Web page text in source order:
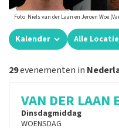
Foto: Niels van der Laan en Jeroen Woe
Kalender Alle
29evenementen in
VAN DER LAAN
Dinsdagmiddag
WOENSDAG